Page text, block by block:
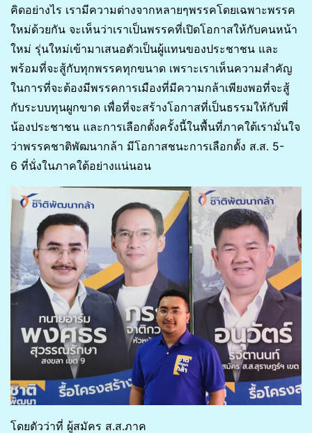
คิดอย่างไร เรามีความต่างจากหลายๆพรรคโดยเฉพาะพรรค
ใหม่ด้วยกัน จะเห็นว่าเราเป็นพรรคที่เปิดโอกาสให้กับคนหน้า
ใหม่ รุ่นใหม่เข้ามาเสนอตัวเป็นผู้แทนของประชาชน และ
พร้อมที่จะสู้กับทุกพรรคทุกขนาด เพราะเราเห็นความสำคัญ
ในการที่จะต้องมีพรรคการเมืองที่มีความกล้าเพียงพอที่จะสู้
กับระบบทุนผูกขาด เพื่อที่จะสร้างโอกาสที่เป็นธรรมให้กับพี่
น้องประชาชน และการเลือกตั้งครั้งนี้ในพื้นที่ภาคใต้เรามั่นใจ
ว่าพรรคชาติพัฒนากล้า มีโอกาสชนะการเลือกตั้ง ส.ส. 5-
6 ที่นั่งในภาคใต้อย่างแน่นอน
โดยตัวว่าที่ ผู้สมัคร ส.ส.ภาค